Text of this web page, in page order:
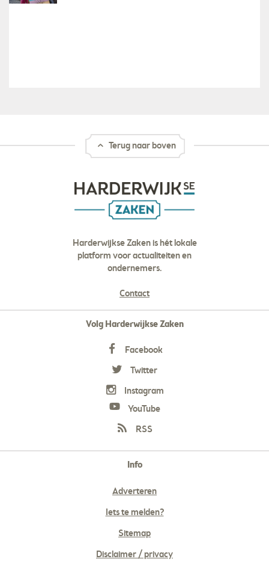
Terug naar boven
Harderwijkse Zaken is hét lokale
platform voor actualiteiten en
ondernemers.
Contact
Volg Harderwijkse Zaken
Facebook
Twitter
Instagram
YouTube
RSS
Info
Adverteren
Iets te melden?
Sitemap
Disclaimer / privacy